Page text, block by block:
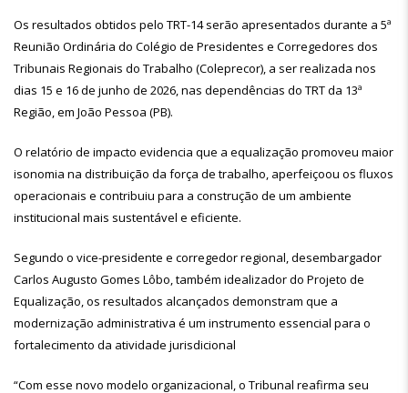
Os resultados obtidos pelo TRT-14 serão apresentados durante a 5ª
Reunião Ordinária do Colégio de Presidentes e Corregedores dos
Tribunais Regionais do Trabalho (Coleprecor), a ser realizada nos
dias 15 e 16 de junho de 2026, nas dependências do TRT da 13ª
Região, em João Pessoa (PB).
O relatório de impacto evidencia que a equalização promoveu maior
isonomia na distribuição da força de trabalho, aperfeiçoou os fluxos
operacionais e contribuiu para a construção de um ambiente
institucional mais sustentável e eficiente.
Segundo o vice-presidente e corregedor regional, desembargador
Carlos Augusto Gomes Lôbo, também idealizador do Projeto de
Equalização, os resultados alcançados demonstram que a
modernização administrativa é um instrumento essencial para o
fortalecimento da atividade jurisdicional
“Com esse novo modelo organizacional, o Tribunal reafirma seu